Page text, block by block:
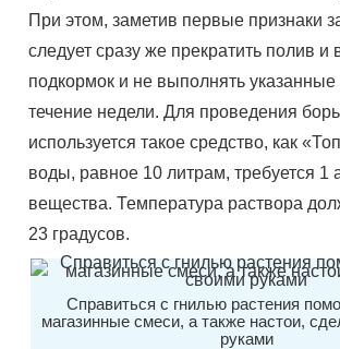
При этом, заметив первые признаки
следует сразу же прекратить полив и
подкормок и не выполнять
течение недели. Для проведения
используется такое средство, как
воды, равное 10 литрам, требуется 1
вещества. Температура раствора
23 градусов.
Справиться с гнилью растения
магазинные смеси, а также настои,
руками